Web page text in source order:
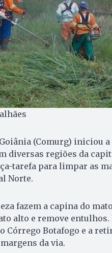
(Comurg) iniciou a
diversas regiões da
tarefa para limpar as
Norte.
fazem a capina do
alto e remove
Botafogo e a
da via.